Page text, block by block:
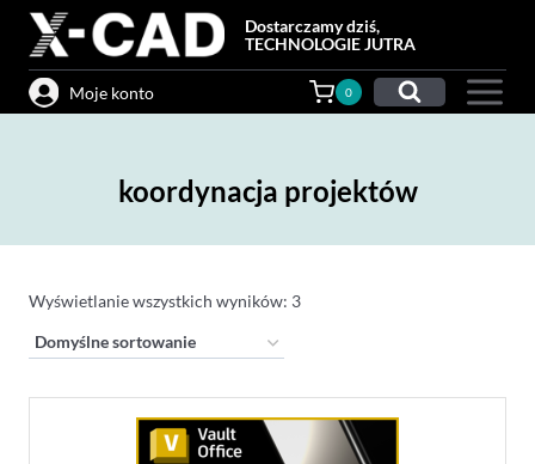
Przejdź
treści
Dostarczamy dziś,
TECHNOLOGIE JUTRA
Moje konto 0
koordynacja projektów
Wyświetlanie wszystkich wyników: 3